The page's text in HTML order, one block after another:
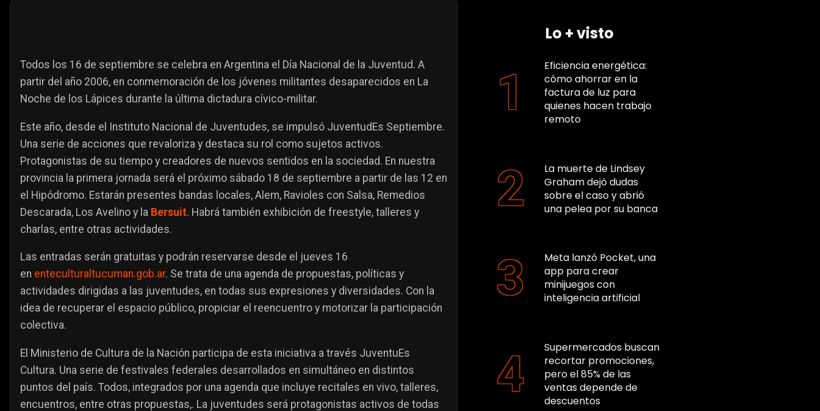
Todos los 16 de septiembre se celebra en Argentina el Día Nacional de la Juventud. A
partir del año 2006, en conmemoración de los jóvenes militantes desaparecidos en La
Noche de los Lápices durante la última dictadura cívico-militar.
Este año, desde el Instituto Nacional de Juventudes, se impulsó JuventudEs Septiembre.
Una serie de acciones que revaloriza y destaca su rol como sujetos activos.
Protagonistas de su tiempo y creadores de nuevos sentidos en la sociedad. En nuestra
provincia la primera jornada será el próximo sábado 18 de septiembre a partir de las 12 en
el Hipódromo. Estarán presentes bandas locales, Alem, Ravioles con Salsa, Remedios
Descarada, Los Avelino y la Bersuit. Habrá también exhibición de freestyle, talleres y
charlas, entre otras actividades.
Las entradas serán gratuitas y podrán reservarse desde el jueves 16
en enteculturaltucuman.gob.ar. Se trata de una agenda de propuestas, políticas y
actividades dirigidas a las juventudes, en todas sus expresiones y diversidades. Con la
idea de recuperar el espacio público, propiciar el reencuentro y motorizar la participación
colectiva.
El Ministerio de Cultura de la Nación participa de esta iniciativa a través JuventuEs
Cultura. Una serie de festivales federales desarrollados en simultáneo en distintos
puntos del país. Todos, integrados por una agenda que incluye recitales en vivo, talleres,
encuentros, entre otras propuestas,. La juventudes será protagonistas activos de todas
Lo + visto
Eficiencia energética:
cómo ahorrar en la
factura de luz para
quienes hacen trabajo
remoto
La muerte de Lindsey
Graham dejó dudas
sobre el caso y abrió
una pelea por su banca
Meta lanzó Pocket, una
app para crear
minijuegos con
inteligencia artificial
Supermercados buscan
recortar promociones,
pero el 85% de las
ventas depende de
descuentos